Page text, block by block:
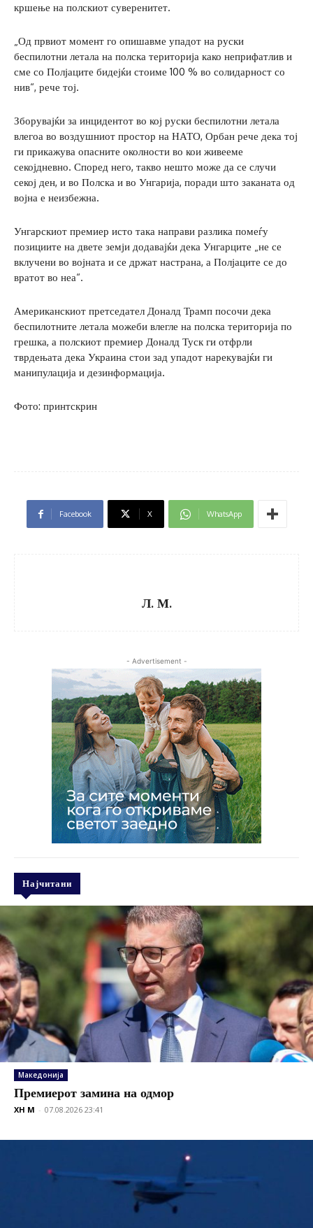
кршење на полскиот суверенитет.
„Од првиот момент го опишавме упадот на руски
беспилотни летала на полска територија како неприфатлив и
сме со Полјаците бидејќи стоиме 100 % во солидарност со
нив“, рече тој.
Зборувајќи за инцидентот во кој руски беспилотни летала
влегоа во воздушниот простор на НАТО, Орбан рече дека тој
ги прикажува опасните околности во кои живееме
секојдневно. Според него, такво нешто може да се случи
секој ден, и во Полска и во Унгарија, поради што заканата од
војна е неизбежна.
Унгарскиот премиер исто така направи разлика помеѓу
позициите на двете земји додавајќи дека Унгарците „не се
вклучени во војната и се држат настрана, а Полјаците се до
вратот во неа“.
Американскиот претседател Доналд Трамп посочи дека
беспилотните летала можеби влегле на полска територија по
грешка, а полскиот премиер Доналд Туск ги отфрли
тврдењата дека Украина стои зад упадот нарекувајќи ги
манипулација и дезинформација.
Фото: принтскрин
Facebook X WhatsApp
Л. М.
- Advertisement -
Најчитани
Македонија
Премиерот замина на одмор
XH M - 07.08.2026 23:41